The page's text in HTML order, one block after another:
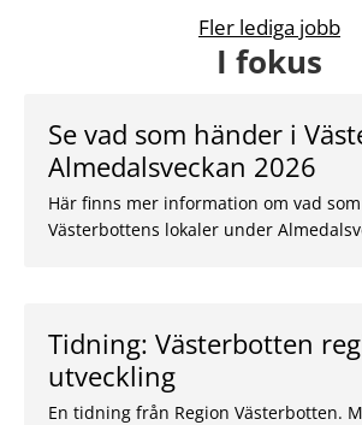
Fler lediga jobb
I fokus
Se vad som händer i
Almedalsveckan 2026
Här finns mer information om vad
Västerbottens lokaler under
Tidning: Västerbotten
utveckling
En tidning från Region Västerbotten.